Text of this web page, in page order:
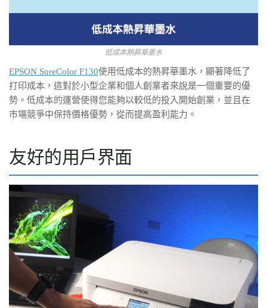
低成本熱昇華墨水
EPSON SureColor F130使用低成本的熱昇華墨水，顯著降低了
打印成本，這對於小型企業和個人創業者來說是一個重要的優
勢。低成本的運營使得您能夠以較低的投入開始創業，並且在
市場競爭中保持價格優勢，從而提高盈利能力。
友好的用戶界面